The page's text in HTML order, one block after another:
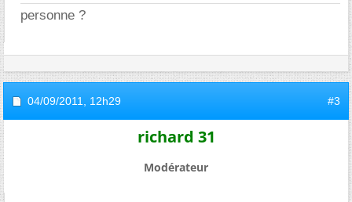
personne ?
04/09/2011, 12h29 #3
richard 31
Modérateur